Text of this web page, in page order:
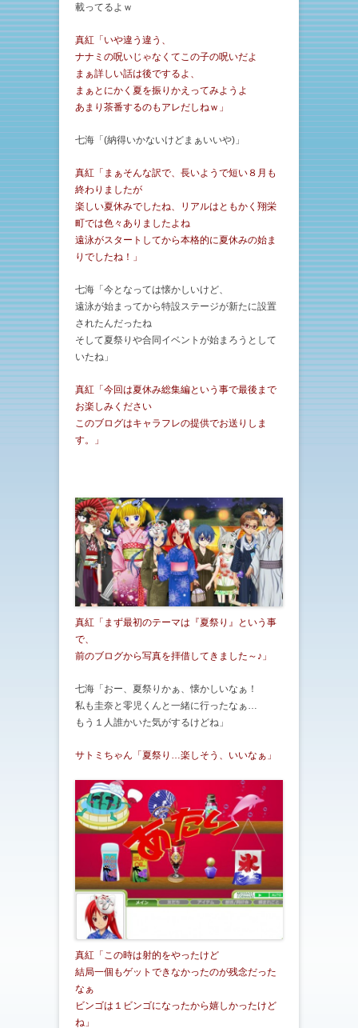
載ってるよｗ
真紅「いや違う違う、
ナナミの呪いじゃなくてこの子の呪いだよ
まぁ詳しい話は後でするよ、
まぁとにかく夏を振りかえってみようよ
あまり茶番するのもアレだしねｗ」
七海「(納得いかないけどまぁいいや)」
真紅「まぁそんな訳で、長いようで短い８月も
終わりましたが
楽しい夏休みでしたね、リアルはともかく翔栄
町では色々ありましたよね
遠泳がスタートしてから本格的に夏休みの始ま
りでしたね！」
七海「今となっては懐かしいけど、
遠泳が始まってから特設ステージが新たに設置
されたんだったね
そして夏祭りや合同イベントが始まろうとして
いたね」
真紅「今回は夏休み総集編という事で最後まで
お楽しみください
このブログはキャラフレの提供でお送りしま
す。」
真紅「まず最初のテーマは『夏祭り』という事
で、
前のブログから写真を拝借してきました～♪」
七海「おー、夏祭りかぁ、懐かしいなぁ！
私も圭奈と零児くんと一緒に行ったなぁ…
もう１人誰かいた気がするけどね」
サトミちゃん「夏祭り…楽しそう、いいなぁ」
真紅「この時は射的をやったけど
結局一個もゲットできなかったのが残念だった
なぁ
ビンゴは１ビンゴになったから嬉しかったけど
ね」